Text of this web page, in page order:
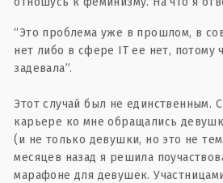
“Это проблема уже в прошлом, в
нет либо в сфере IT ее нет, потому
задевала”.
Этот случай был не единственным.
карьере ко мне обращались
(и не только девушки, но это не
месяцев назад я решила
марафоне для девушек.